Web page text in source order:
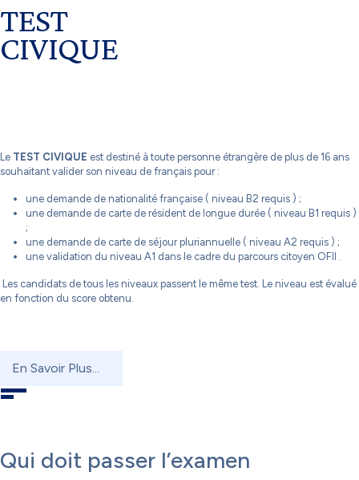
TEST
CIVIQUE
Le TEST CIVIQUE est destiné à toute personne étrangère de plus de 16 ans
souhaitant valider son niveau de français pour :
une demande de nationalité française ( niveau B2 requis ) ;
une demande de carte de résident de longue durée ( niveau B1 requis )
;
une demande de carte de séjour pluriannuelle ( niveau A2 requis ) ;
une validation du niveau A1 dans le cadre du parcours citoyen OFII .
Les candidats de tous les niveaux passent le même test. Le niveau est évalué
en fonction du score obtenu.
En Savoir Plus...
Qui doit passer l’examen